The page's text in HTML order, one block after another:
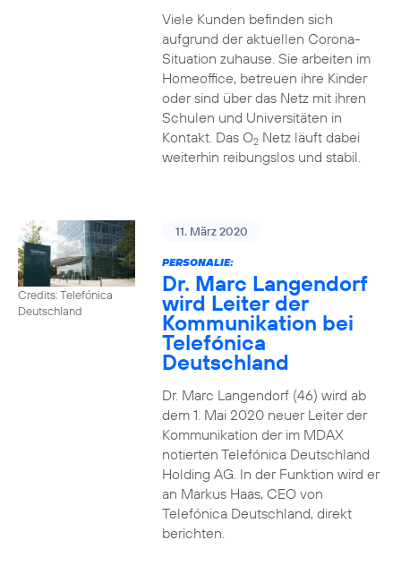
Viele Kunden befinden sich
aufgrund der aktuellen Corona-
Situation zuhause. Sie arbeiten im
Homeoffice, betreuen ihre Kinder
oder sind über das Netz mit ihren
Schulen und Universitäten in
Kontakt. Das O2Netz läuft dabei
weiterhin reibungslos und stabil.
Credits: Telefónica
Deutschland
11. März 2020
PERSONALIE:
Dr. Marc Langendorf
wird Leiter der
Kommunikation bei
Telefónica
Deutschland
Dr. Marc Langendorf (46) wird ab
dem 1. Mai 2020 neuer Leiter der
Kommunikation der im MDAX
notierten Telefónica Deutschland
Holding AG. In der Funktion wird er
an Markus Haas, CEO von
Telefónica Deutschland, direkt
berichten.